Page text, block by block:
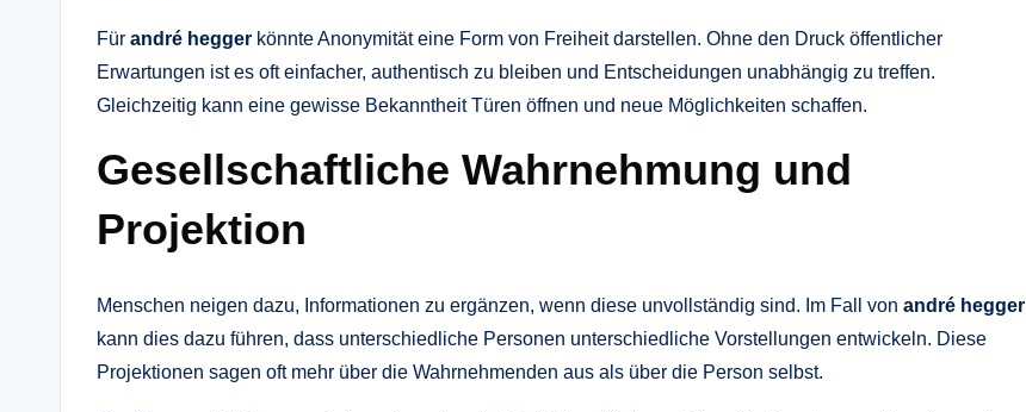
Für andré hegger könnte Anonymität eine Form von Freiheit darstellen. Ohne den Druck öffentlicher
Erwartungen ist es oft einfacher, authentisch zu bleiben und Entscheidungen unabhängig zu treffen.
Gleichzeitig kann eine gewisse Bekanntheit Türen öffnen und neue Möglichkeiten schaffen.
Gesellschaftliche Wahrnehmung und
Projektion
Menschen neigen dazu, Informationen zu ergänzen, wenn diese unvollständig sind. Im Fall von andré hegger
kann dies dazu führen, dass unterschiedliche Personen unterschiedliche Vorstellungen entwickeln. Diese
Projektionen sagen oft mehr über die Wahrnehmenden aus als über die Person selbst.